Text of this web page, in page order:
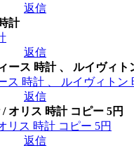
返信
計
返信
ース 時計 、 ルイヴィ
ス 時計 、 ルイヴィト
返信
オリス 時計 コピー 5円
リス 時計 コピー 5円
返信